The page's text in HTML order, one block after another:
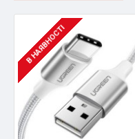
В НАЯВНОСТІ